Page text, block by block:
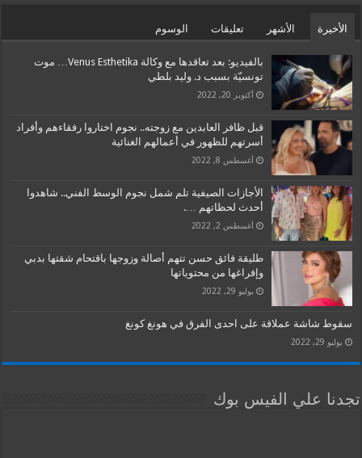
الأخيرة الأشهر تعليقات الوسوم
بالفيديو: بعد تعاقدها مع وكالة Venus Esthetika… موت
تونسيّة بسبب د. وليد بلطي
أكتوبر 20, 2022
قبل ظافر العابدين مع زوجته.. نجوم اختاروا رفقاءهم وأفراد
أسرتهم للظهور في أعمالهم الغنائية
أغسطس 8, 2022
الأجازات الصيفية تلم شمل نجوم الوسط الفني.. شاهدوا
أحدث لحظاتهم ….
أغسطس 2, 2022
طليقة فائق حسن تتهم أصالة وزوجها باقتحام شقتها بدبي
وإفراغها من محتوياتها
يوليو 29, 2022
سقوط شاشة عملاقة على احدى الفرق في هونغ كونغ
يوليو 29, 2022
تجدنا علي الفيس بوك